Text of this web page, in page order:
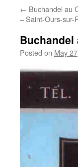
← Buchandel au
– Saint-Ours-sur-
Buchandel
Posted on May